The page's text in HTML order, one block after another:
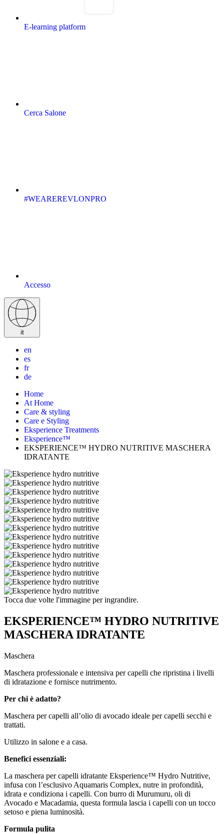
E-learning platform
Cerca Salone
#WEAREREVLONPRO
Accesso
it
en
es
fr
de
Home
At Home
Care & styling
Care e Styling
Eksperience Treatments
Eksperience™
EKSPERIENCE™ HYDRO NUTRITIVE MASCHERA
IDRATANTE
Tocca due volte l'immagine per ingrandire.
EKSPERIENCE™ HYDRO NUTRITIVE
MASCHERA IDRATANTE
Maschera
Maschera professionale e intensiva per capelli che ripristina i livelli
di idratazione e fornisce nutrimento.
Per chi è adatto?
Maschera per capelli all’olio di avocado ideale per capelli secchi e
trattati.
Utilizzo in salone e a casa.
Benefici essenziali:
La maschera per capelli idratante Eksperience™ Hydro Nutritive,
infusa con l’esclusivo Aquamaris Complex, nutre in profondità,
idrata e condiziona i capelli. Con burro di Murumuru, oli di
Avocado e Macadamia, questa formula lascia i capelli con un tocco
setoso e piena luminosità.
Formula pulita